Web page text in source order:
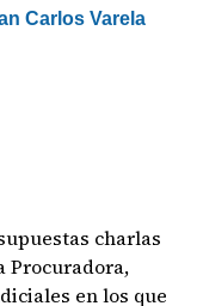
Carlos Varela
charlas
Procuradora,
en los que